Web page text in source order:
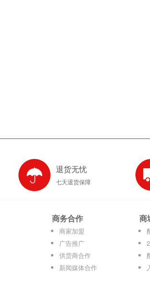
退货无忧
七天退货保障
商务合作
商家加盟
广告推广
供货商合作
新闻媒体合作
商